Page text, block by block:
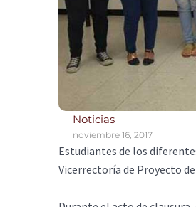
Noticias
noviembre 16, 2017
Estudiantes de los
Vicerrectoría de Proyecto